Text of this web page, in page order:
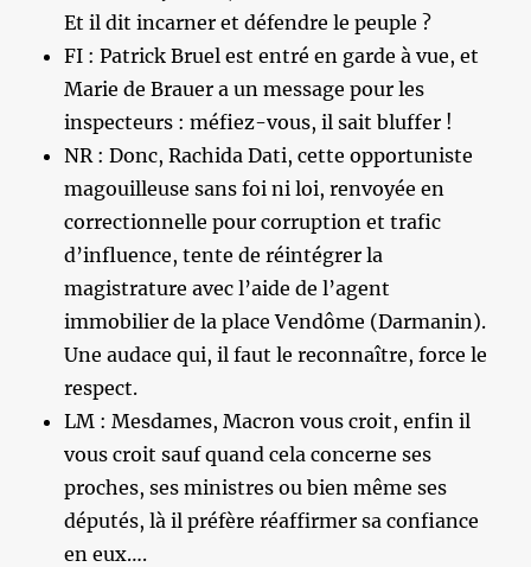
Et il dit incarner et défendre le peuple ?
FI : Patrick Bruel est entré en garde à vue, et
Marie de Brauer a un message pour les
inspecteurs : méfiez-vous, il sait bluffer !
NR : Donc, Rachida Dati, cette opportuniste
magouilleuse sans foi ni loi, renvoyée en
correctionnelle pour corruption et trafic
d’influence, tente de réintégrer la
magistrature avec l’aide de l’agent
immobilier de la place Vendôme (Darmanin).
Une audace qui, il faut le reconnaître, force le
respect.
LM : Mesdames, Macron vous croit, enfin il
vous croit sauf quand cela concerne ses
proches, ses ministres ou bien même ses
députés, là il préfère réaffirmer sa confiance
en eux….